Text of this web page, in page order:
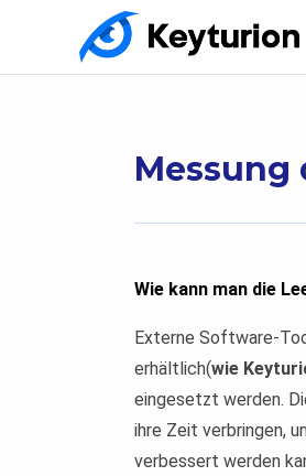
Wie kann man die
Externe Software-
erhältlich(wie
eingesetzt werden.
ihre Zeit verbringen,
verbessert werden